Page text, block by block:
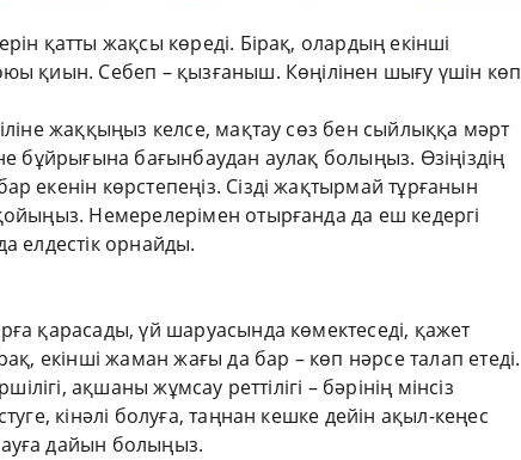
қатты жақсы көреді. Бірақ, олардың екінші
қиын. Себеп – қызғаныш. Көңілінен шығу үшін көп
жаққыңыз келсе, мақтау сөз бен сыйлыққа мәрт
бұйрығына бағынбаудан аулақ болыңыз. Өзіңіздің
екенін көрстепеңіз. Сізді жақтырмай тұрғанын
Немерелерімен отырғанда да еш кедергі
елдестік орнайды.
қарасады, үй шаруасында көмектеседі, қажет
екінші жаман жағы да бар – көп нәрсе талап етеді.
ақшаны жұмсау реттілігі – бәрінің мінсіз
кінәлі болуға, таңнан кешке дейін ақыл-кеңес
дайын болыңыз.